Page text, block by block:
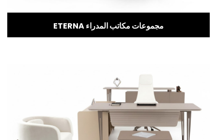
ETERNA مجموعات مكاتب المدراء